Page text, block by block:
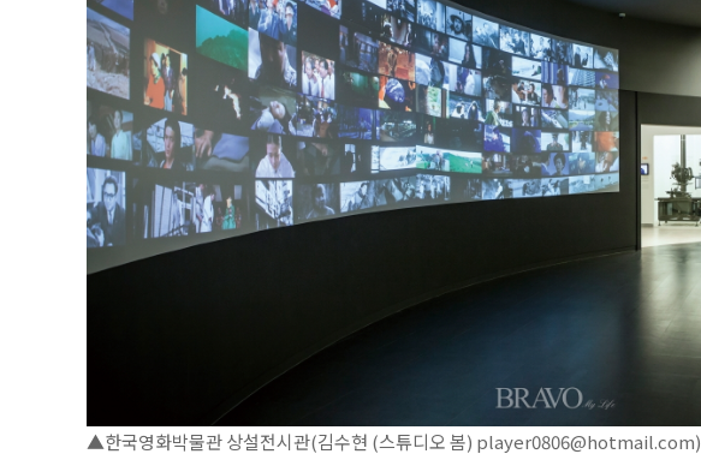
▲한국영화박물관 상설전시관(김수현 (스튜디오 봄) player0806@hotmail.com)